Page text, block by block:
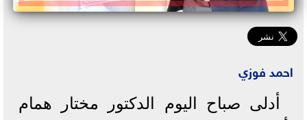
احمد فوزي
أدلى صباح اليوم الدكتور مختار همام